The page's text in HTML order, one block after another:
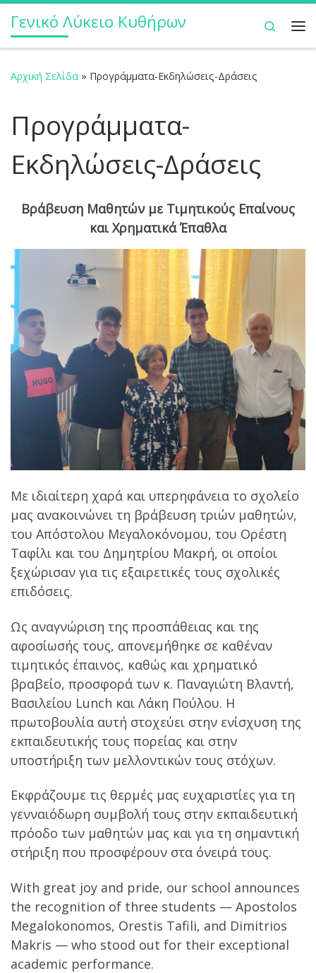
Μετάβαση στο περιεχόμενο
Γενικό Λύκειο Κυθήρων
Search
Αρχική Σελίδα » Προγράμματα-Εκδηλώσεις-Δράσεις
Προγράμματα-
Εκδηλώσεις-Δράσεις
Βράβευση Μαθητών με Τιμητικούς Επαίνους
και Χρηματικά Έπαθλα
Με ιδιαίτερη χαρά και υπερηφάνεια το σχολείο
μας ανακοινώνει τη βράβευση τριών μαθητών,
του Απόστολου Μεγαλοκόνομου, του Ορέστη
Ταφίλι και του Δημητρίου Μακρή, οι οποίοι
ξεχώρισαν για τις εξαιρετικές τους σχολικές
επιδόσεις.
Ως αναγνώριση της προσπάθειας και της
αφοσίωσής τους, απονεμήθηκε σε καθέναν
τιμητικός έπαινος, καθώς και χρηματικό
βραβείο, προσφορά των κ. Παναγιώτη Βλαντή,
Βασιλείου Lunch και Λάκη Πούλου. Η
πρωτοβουλία αυτή στοχεύει στην ενίσχυση της
εκπαιδευτικής τους πορείας και στην
υποστήριξη των μελλοντικών τους στόχων.
Εκφράζουμε τις θερμές μας ευχαριστίες για τη
γενναιόδωρη συμβολή τους στην εκπαιδευτική
πρόοδο των μαθητών μας και για τη σημαντική
στήριξη που προσφέρουν στα όνειρά τους.
With great joy and pride, our school announces
the recognition of three students — Apostolos
Megalokonomos, Orestis Tafili, and Dimitrios
Makris — who stood out for their exceptional
academic performance.